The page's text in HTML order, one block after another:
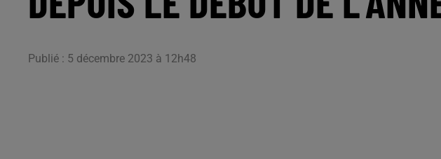
Publié : 5 décembre 2023 à 12h48